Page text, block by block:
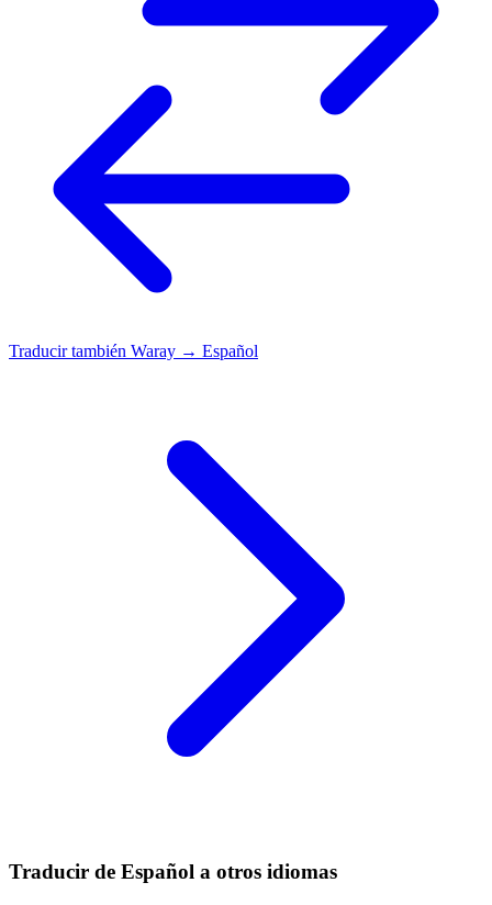
Traducir también Waray → Español
Traducir de Español a otros idiomas